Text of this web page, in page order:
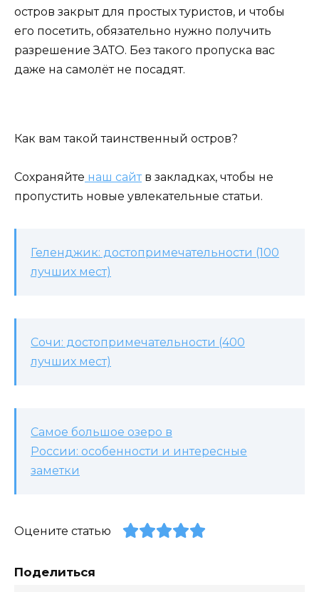
остров закрыт для простых туристов, и чтобы
его посетить, обязательно нужно получить
разрешение ЗАТО. Без такого пропуска вас
даже на самолёт не посадят.
Как вам такой таинственный остров?
Сохраняйте наш сайтв закладках, чтобы не
пропустить новые увлекательные статьи.
Геленджик: достопримечательности (100
лучших мест)
Сочи: достопримечательности (400
лучших мест)
Самое большое озеро в
России: особенности и интересные
заметки
Оцените статью
Поделиться